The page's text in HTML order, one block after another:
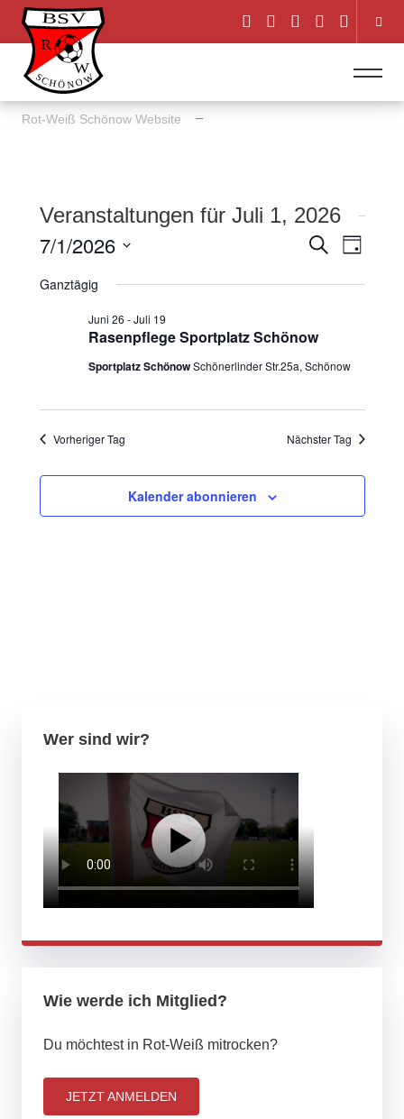
Rot-Weiß Schönow Website
Veranstaltungen für Juli 1, 2026
Ansichten,
Navigation
Suche
Tag
7/1/2026
wählen.
Ganztägig
Rasenpflege Sportplatz Schönow
Juni 26 -Juli 19
Sportplatz SchönowSchönerlinder Str.25a, Schönow
Vorheriger Tag Nächster Tag
Kalender abonnieren
Wer sind wir?
Wie werde ich Mitglied?
Du möchtest in Rot-Weiß mitrocken?
JETZT ANMELDEN